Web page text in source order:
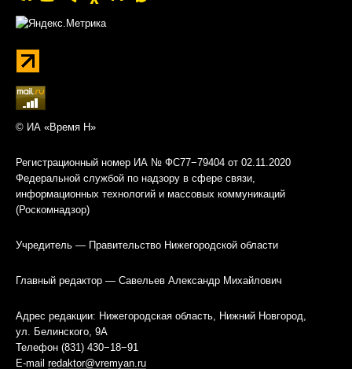
© ИА «Время Н»
Регистрационный номер ИА № ФС77−79404 от 02.11.2020
Федеральной службой по надзору в сфере связи,
информационных технологий и массовых коммуникаций
(Роскомнадзор)
Учредитель — Правительство Нижегородской области
Главный редактор — Савельев Александр Михайлович
Адрес редакции: Нижегородская область, Нижний Новгород,
ул. Белинского, 9А
Телефон (831) 430−18−91
E-mail redaktor@vremyan.ru